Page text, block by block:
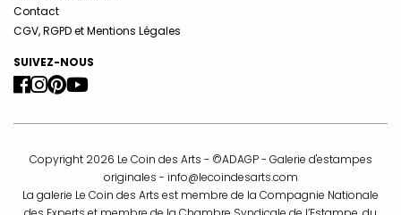
Contact
CGV, RGPD et Mentions Légales
SUIVEZ-NOUS
Copyright 2026 Le Coin des Arts - ©ADAGP - Galerie d'estampes
originales - info@lecoindesarts.com
La galerie Le Coin des Arts est membre de la Compagnie Nationale